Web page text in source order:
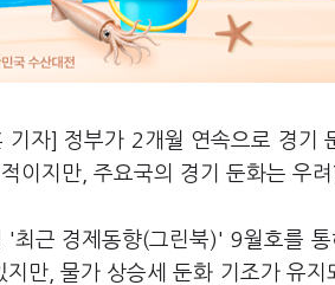
기자] 정부가 2개월 연속으로 경기
이지만, 주요국의 경기 둔화는 우
'최근 경제동향(그린북)' 9월호를
만, 물가 상승세 둔화 기조가 유